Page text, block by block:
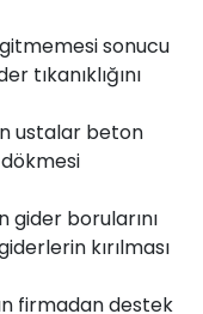
sonucu
tıkanıklığını
ustalar beton
dökmesi
gider borularını
kırılması
firmadan destek